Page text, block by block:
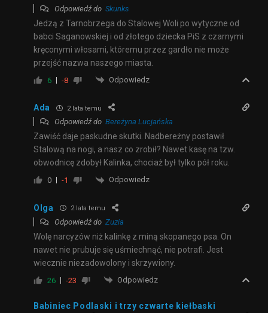
Odpowiedź do Skunks
Jedzą z Tarnobrzega do Stalowej Woli po wytyczne od
babci Saganowskiej i od złotego dziecka PiS z czarnymi
kręconymi włosami, któremu przez gardło nie może
przejść nazwa naszego miasta.
6 -8 Odpowiedz
Ada 2 lata temu
Odpowiedź do Bereżyna Lucjańska
Zawiść daje paskudne skutki. Nadbereżny postawił
Stalową na nogi, a nasz co zrobił? Nawet kasę na tzw.
obwodnicę zdobył Kalinka, chociaż był tylko pół roku.
0 -1 Odpowiedz
Olga 2 lata temu
Odpowiedź do Zuzia
Wolę narcyzów niż kalinkę z miną skopanego psa. On
nawet nie prubuje się uśmiechnąć, nie potrafi. Jest
wiecznie niezadowolony i skrzywiony.
26 -23 Odpowiedz
Babiniec Podlaski i trzy czwarte kiełbaski